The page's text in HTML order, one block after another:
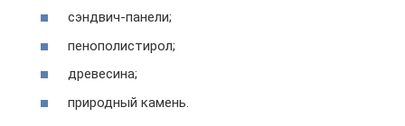
сэндвич-панели;
пенополистирол;
древесина;
природный камень.